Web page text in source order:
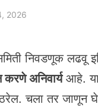
2026
निवडणूक लढवू
अनिवार्यआहे. या
ठरेल. चला तर